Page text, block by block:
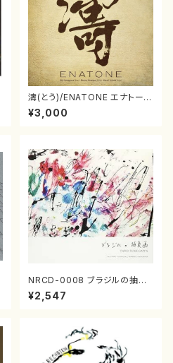
濤(とう)/ENATONE エナトーネ
(CD)
¥3,000
NRCD-0008 ブラジルの抽象
画（ギター, パーカッション／C
D）
¥2,547